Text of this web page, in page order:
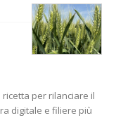
ricetta per rilanciare il
digitale e filiere più